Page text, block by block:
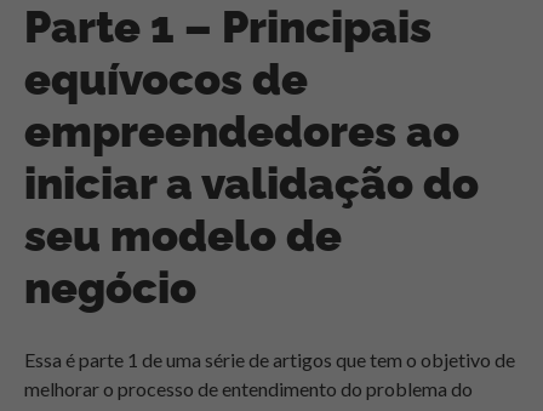
Parte 1 – Principais
equívocos de
empreendedores ao
iniciar a validação do
seu modelo de
negócio
Essa é parte 1 de uma série de artigos que tem o objetivo de
melhorar o processo de entendimento do problema do